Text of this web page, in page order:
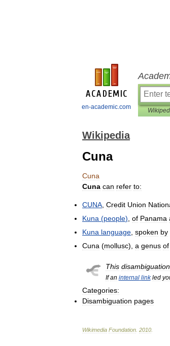
en-academic.com
Wikipedia
Cuna
Cuna
Cuna can refer to:
CUNA Credit Union
Kuna (people) of Panama
Kuna language spoken by
Cuna (mollusc), a genus of
This disambiguation
If an internal link led
Categories:
Disambiguation pages
Wikimedia Foundation 2010